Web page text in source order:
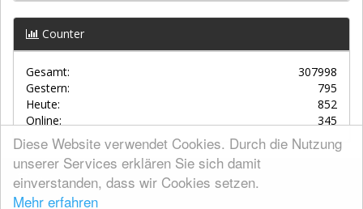
Diese Website verwendet Cookies. Durch die Nutzung
unserer Services erklären Sie sich damit
einverstanden, dass wir Cookies setzen.
Mehr erfahren
Counter
Gesamt:
307998
Gestern:
795
Heute:
852
Online:
345
AGBs